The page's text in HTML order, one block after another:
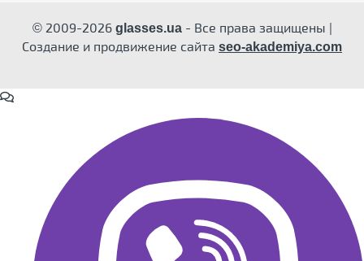
© 2009-2026glasses.ua- Все права защищены |
Создание и продвижение сайта seo-akademiya.com